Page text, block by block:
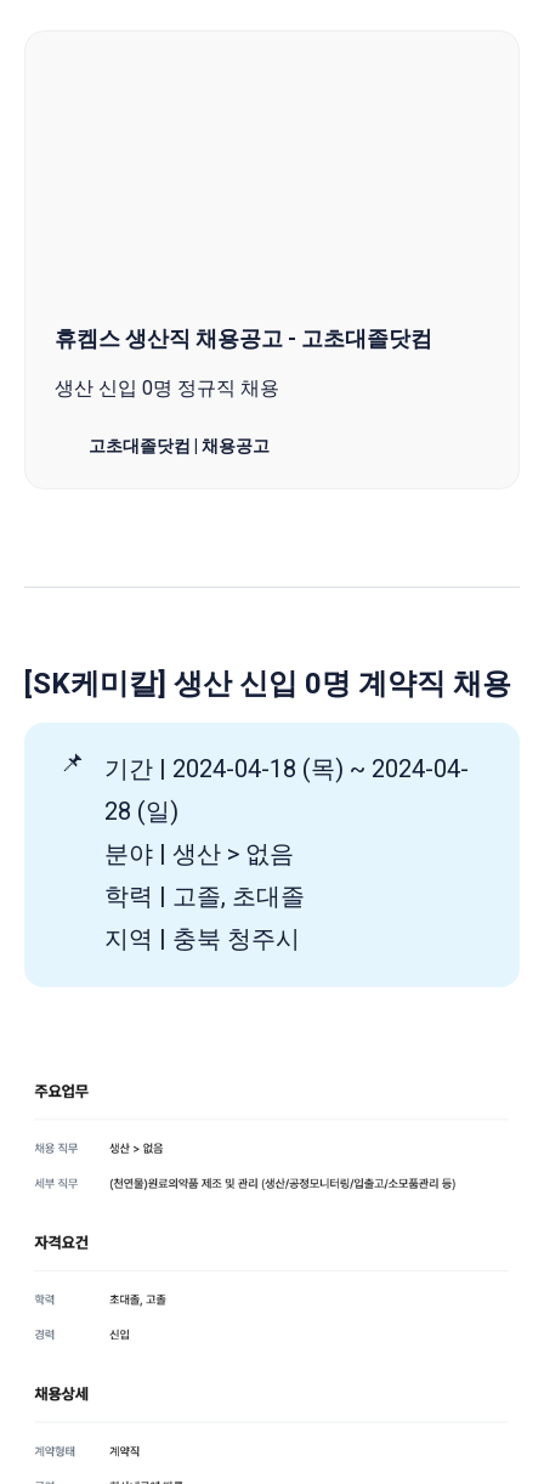
휴켐스 생산직 채용공고 - 고초대졸닷컴
생산 신입 0명 정규직 채용
고초대졸닷컴 | 채용공고
[SK케미칼] 생산 신입 0명 계약직 채용
📌
기간 | 2024-04-18 (목) ~ 2024-04-
28 (일)
분야 | 생산 > 없음
학력 | 고졸, 초대졸
지역 | 충북 청주시